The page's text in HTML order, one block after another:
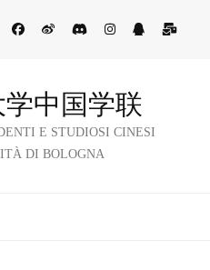
中国学联
E STUDIOSI CINESI
DI BOLOGNA